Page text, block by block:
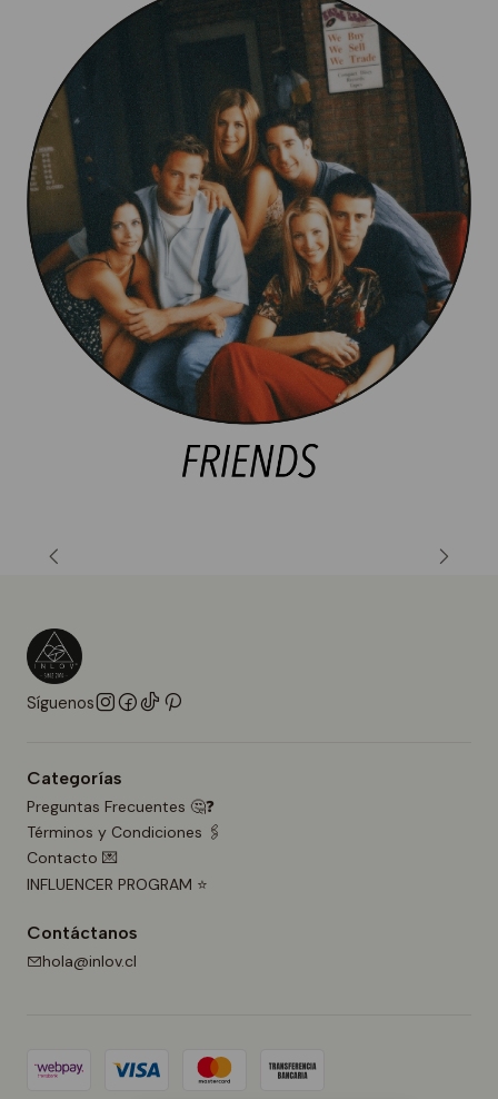
Síguenos
Categorías
Preguntas Frecuentes 🤔❓
Términos y Condiciones 🖇️
Contacto 💌
INFLUENCER PROGRAM ⭐
Contáctanos
hola@inlov.cl